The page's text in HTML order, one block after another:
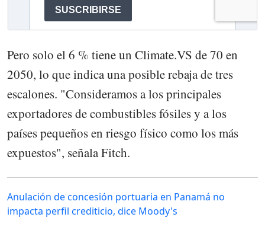
Pero solo el 6 % tiene un Climate.VS de 70 en
2050, lo que indica una posible rebaja de tres
escalones. "Consideramos a los principales
exportadores de combustibles fósiles y a los
países pequeños en riesgo físico como los más
expuestos", señala Fitch.
Anulación de concesión portuaria en Panamá no
impacta perfil crediticio, dice Moody's